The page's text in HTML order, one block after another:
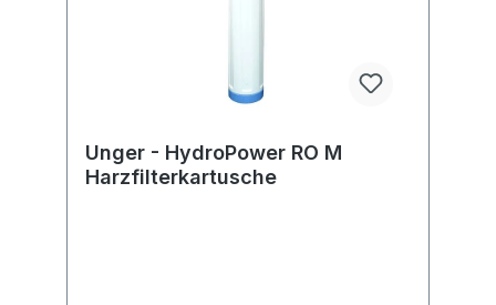
Unger - HydroPower RO M
Harzfilterkartusche